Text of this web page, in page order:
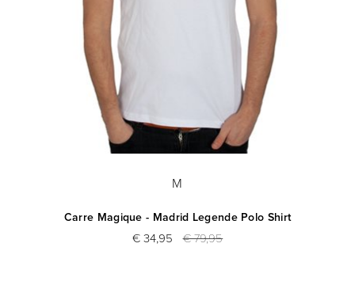
M
Carre Magique - Madrid Legende Polo Shirt
€ 34,95 € 79,95